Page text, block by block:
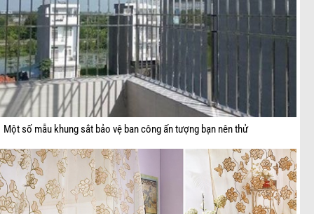
Một số mẫu khung sắt bảo vệ ban công ấn tượng bạn nên thử